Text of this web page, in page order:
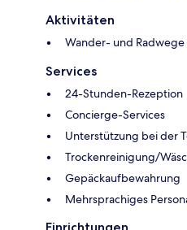
Aktivitäten
Wander- und
Services
24-Stunden-Rezeption
Concierge-Services
Unterstützung bei der
Trockenreinigung/
Gepäckaufbewahrung
Mehrsprachiges